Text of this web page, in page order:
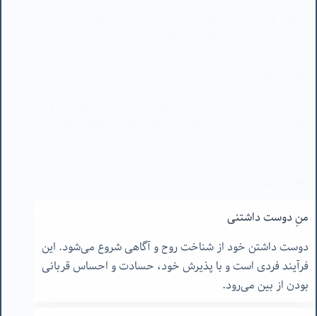
مقاله درباره شخصیت‌های پوزخند زننده در مراقبه و نیاز آنها
به محبت و توجه است. نویسنده به نقد و تحلیل این
شخصیت‌ها می‌پردازد.
منِ دوست داشتنی
دوست داشتن خود از شناخت روح و آگاهی شروع می‌شود. این
فرآیند فردی است و با پذیرش خود، حسادت و احساس قربانی
بودن از بین می‌رود.